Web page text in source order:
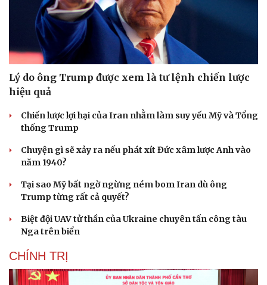
Lý do ông Trump được xem là tư lệnh chiến lược
hiệu quả
Chiến lược lợi hại của Iran nhằm làm suy yếu Mỹ và Tổng
thống Trump
Chuyện gì sẽ xảy ra nếu phát xít Đức xâm lược Anh vào
năm 1940?
Tại sao Mỹ bất ngờ ngừng ném bom Iran dù ông
Trump từng rất cả quyết?
Biệt đội UAV tử thần của Ukraine chuyên tấn công tàu
Nga trên biển
CHÍNH TRỊ